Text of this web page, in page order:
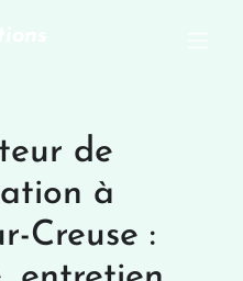
de
à
Creuse :